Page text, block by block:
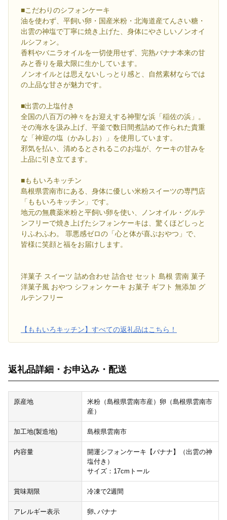
■こだわりのシフォンケーキ
油を使わず、平飼い卵・国産米粉・北海道産てんさい糖・
出雲の神塩で丁寧に焼き上げた、身体にやさしいノンオイ
ルシフォン。
香料やバニラオイルを一切使用せず、完熟バナナ本来の甘
みと香りを最大限に生かしています。
ノンオイルとは思えないしっとり感と、自然素材ならでは
の上品な甘さが魅力です。
■出雲の上塩付き
全国の八百万の神々をお迎えする神聖な浜「稲佐の浜」。
その海水を汲み上げ、平釜で数日間煮詰めて作られた貴重
な「神迎の塩（かみしお）」を使用しています。
邪気を払い、清めるとされるこのお塩が、ケーキの甘みを
上品に引き立てます。
■ももいろキッチン
島根県雲南市にある、身体に優しい米粉スイーツの専門店
「ももいろキッチン」です。
地元の無農薬米粉と平飼い卵を使い、ノンオイル・グルテ
ンフリーで焼き上げたシフォンケーキは、驚くほどしっと
りふわふわ。 罪悪感ゼロの「心と体が喜ぶおやつ」で、
皆様に笑顔と福をお届けします。
洋菓子 スイーツ 詰め合わせ 詰合せ セット 島根 雲南 菓子
洋菓子風 おやつ シフォン ケーキ お菓子 ギフト 無添加 グ
ルテンフリー
【ももいろキッチン】すべての返礼品はこちら！
返礼品詳細・お申込み・配送
原産地
米粉（島根県雲南市産）卵（島根県雲南市
産）
加工地(製造地) 島根県雲南市
内容量
開運シフォンケーキ【バナナ】（出雲の神
塩付き）
サイズ：17cmトール
賞味期限 冷凍で2週間
アレルギー表示 卵､バナナ